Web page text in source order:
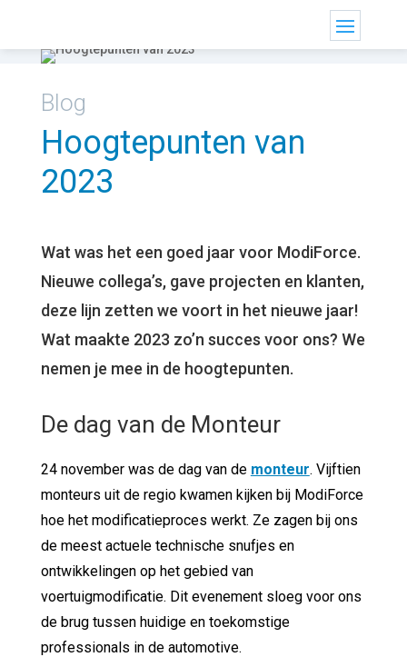
Blog
Hoogtepunten van
2023
Wat was het een goed jaar voor ModiForce.
Nieuwe collega’s, gave projecten en klanten,
deze lijn zetten we voort in het nieuwe jaar!
Wat maakte 2023 zo’n succes voor ons? We
nemen je mee in de hoogtepunten.
De dag van de Monteur
24 november was de dag van de monteur. Vijftien
monteurs uit de regio kwamen kijken bij ModiForce
hoe het modificatieproces werkt. Ze zagen bij ons
de meest actuele technische snufjes en
ontwikkelingen op het gebied van
voertuigmodificatie. Dit evenement sloeg voor ons
de brug tussen huidige en toekomstige
professionals in de automotive.